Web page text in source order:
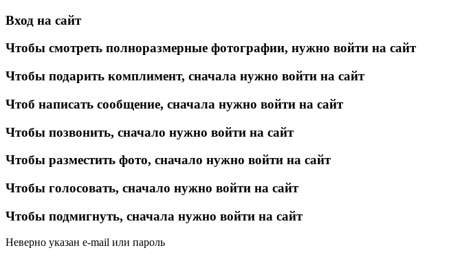
Вход на сайт
Чтобы смотреть полноразмерные фотографии, нужно войти на сайт
Чтобы подарить комплимент, сначала нужно войти на сайт
Чтоб написать сообщение, сначала нужно войти на сайт
Чтобы позвонить, сначало нужно войти на сайт
Чтобы разместить фото, сначало нужно войти на сайт
Чтобы голосовать, сначало нужно войти на сайт
Чтобы подмигнуть, сначала нужно войти на сайт
Неверно указан e-mail или пароль